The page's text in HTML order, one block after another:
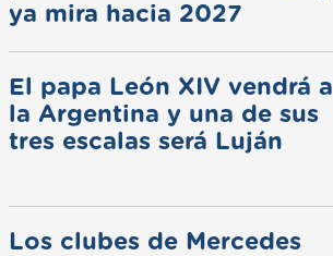
ya mira hacia 2027
El papa León XIV vendrá a
la Argentina y una de sus
tres escalas será Luján
Los clubes de Mercedes